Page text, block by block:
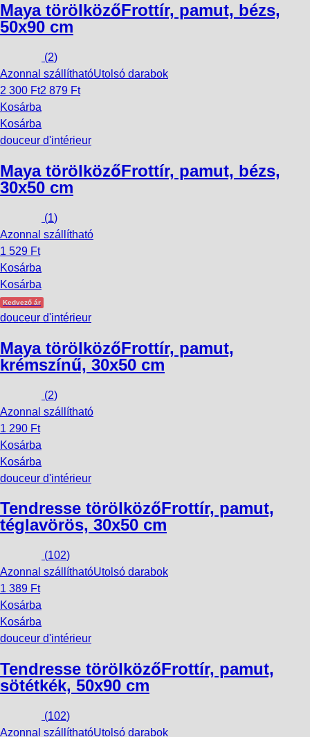
Maya törölközőFrottír, pamut, bézs,
50x90 cm
(2)
Azonnal szállíthatóUtolsó darabok
2 300 Ft2 879 Ft
Kosárba
Kosárba
douceur d'intérieur
Maya törölközőFrottír, pamut, bézs,
30x50 cm
(1)
Azonnal szállítható
1 529 Ft
Kosárba
Kosárba
Kedvező ár
douceur d'intérieur
Maya törölközőFrottír, pamut,
krémszínű, 30x50 cm
(2)
Azonnal szállítható
1 290 Ft
Kosárba
Kosárba
douceur d'intérieur
Tendresse törölközőFrottír, pamut,
téglavörös, 30x50 cm
(102)
Azonnal szállíthatóUtolsó darabok
1 389 Ft
Kosárba
Kosárba
douceur d'intérieur
Tendresse törölközőFrottír, pamut,
sötétkék, 50x90 cm
(102)
Azonnal szállíthatóUtolsó darabok